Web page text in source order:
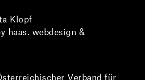
Klopf
haas. webdesign &
Verband für